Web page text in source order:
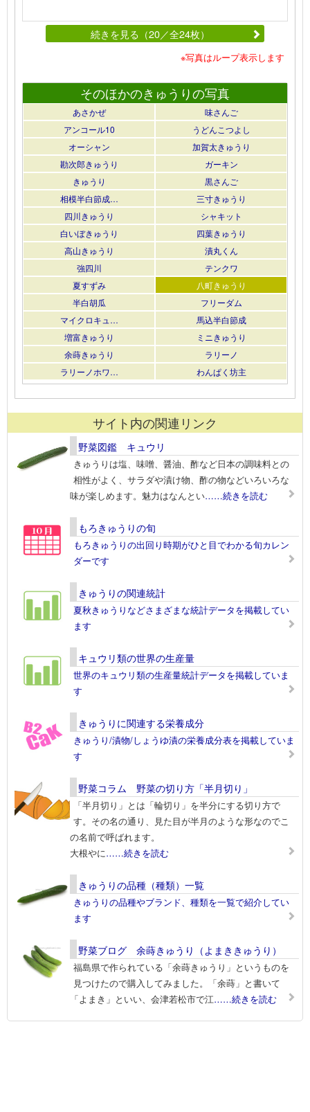
続きを見る（20／全24枚）
※写真はループ表示します
そのほかのきゅうりの写真
あさかぜ
味さんご
アンコール10
うどんこつよし
オーシャン
加賀太きゅうり
勘次郎きゅうり
ガーキン
きゅうり
黒さんご
相模半白節成…
三寸きゅうり
四川きゅうり
シャキット
白いぼきゅうり
四葉きゅうり
高山きゅうり
漬丸くん
強四川
テンクワ
夏すずみ
八町きゅうり
半白胡瓜
フリーダム
マイクロキュ…
馬込半白節成
増富きゅうり
ミニきゅうり
余蒔きゅうり
ラリーノ
ラリーノホワ…
わんぱく坊主
サイト内の関連リンク
野菜図鑑 キュウリ
きゅうりは塩、味噌、醤油、酢など日本の調味料との
相性がよく、サラダや漬け物、酢の物などいろいろな
味が楽しめます。魅力はなんとい……続きを読む
もろきゅうりの旬
もろきゅうりの出回り時期がひと目でわかる旬カレン
ダーです
きゅうりの関連統計
夏秋きゅうりなどさまざまな統計データを掲載してい
ます
キュウリ類の世界の生産量
世界のキュウリ類の生産量統計データを掲載していま
す
きゅうりに関連する栄養成分
きゅうり/漬物/しょうゆ漬の栄養成分表を掲載していま
す
野菜コラム 野菜の切り方「半月切り」
「半月切り」とは「輪切り」を半分にする切り方で
す。その名の通り、見た目が半月のような形なのでこ
の名前で呼ばれます。
大根やに……続きを読む
きゅうりの品種（種類）一覧
きゅうりの品種やブランド、種類を一覧で紹介してい
ます
野菜ブログ 余蒔きゅうり（よまききゅうり）
福島県で作られている「余蒔きゅうり」というものを
見つけたので購入してみました。「余蒔」と書いて
「よまき」といい、会津若松市で江……続きを読む